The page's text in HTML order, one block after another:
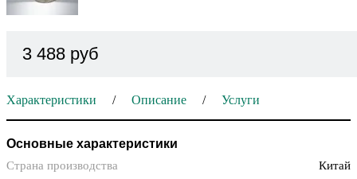
3 488 руб
Характеристики Описание Услуги
Основные характеристики
Страна производства
Китай